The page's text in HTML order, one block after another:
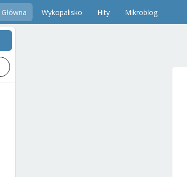
Główna Wykopalisko Hity Mikroblog